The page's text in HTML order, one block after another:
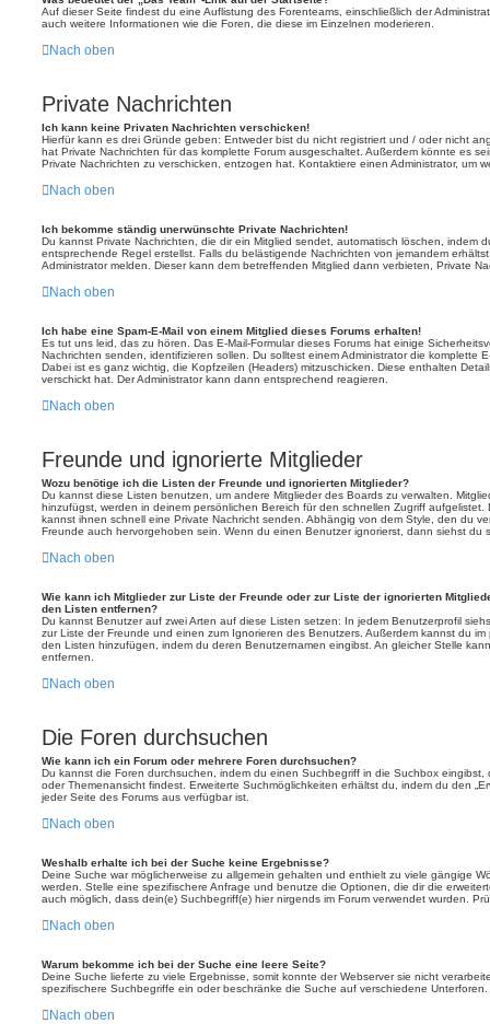
Auf dieser Seite findest du eine Auflistung des Forenteams, einschließlich der
auch weitere Informationen wie die Foren, die diese im Einzelnen moderieren.
Nach oben
Private Nachrichten
Ich kann keine Privaten Nachrichten verschicken!
Hierfür kann es drei Gründe geben: Entweder bist du nicht registriert und / oder nicht
hat Private Nachrichten für das komplette Forum ausgeschaltet. Außerdem könnte es
Private Nachrichten zu verschicken, entzogen hat. Kontaktiere einen Administrator, um
Nach oben
Ich bekomme ständig unerwünschte Private Nachrichten!
Du kannst Private Nachrichten, die dir ein Mitglied sendet, automatisch löschen, indem
entsprechende Regel erstellst. Falls du belästigende Nachrichten von jemandem
Administrator melden. Dieser kann dem betreffenden Mitglied dann verbieten, Private
Nach oben
Ich habe eine Spam-E-Mail von einem Mitglied dieses Forums erhalten!
Es tut uns leid, das zu hören. Das E-Mail-Formular dieses Forums hat einige
Nachrichten senden, identifizieren sollen. Du solltest einem Administrator die komplette
Dabei ist es ganz wichtig, die Kopfzeilen (Headers) mitzuschicken. Diese enthalten
verschickt hat. Der Administrator kann dann entsprechend reagieren.
Nach oben
Freunde und ignorierte Mitglieder
Wozu benötige ich die Listen der Freunde und ignorierten Mitglieder?
Du kannst diese Listen benutzen, um andere Mitglieder des Boards zu verwalten.
hinzufügst, werden in deinem persönlichen Bereich für den schnellen Zugriff
kannst ihnen schnell eine Private Nachricht senden. Abhängig von dem Style, den du
Freunde auch hervorgehoben sein. Wenn du einen Benutzer ignorierst, dann siehst du
Nach oben
Wie kann ich Mitglieder zur Liste der Freunde oder zur Liste der ignorierten
den Listen entfernen?
Du kannst Benutzer auf zwei Arten auf diese Listen setzen: In jedem Benutzerprofil
zur Liste der Freunde und einen zum Ignorieren des Benutzers. Außerdem kannst du
den Listen hinzufügen, indem du deren Benutzernamen eingibst. An gleicher Stelle
entfernen.
Nach oben
Die Foren durchsuchen
Wie kann ich ein Forum oder mehrere Foren durchsuchen?
Du kannst die Foren durchsuchen, indem du einen Suchbegriff in die Suchbox eingibst,
oder Themenansicht findest. Erweiterte Suchmöglichkeiten erhältst du, indem du den
jeder Seite des Forums aus verfügbar ist.
Nach oben
Weshalb erhalte ich bei der Suche keine Ergebnisse?
Deine Suche war möglicherweise zu allgemein gehalten und enthielt zu viele gängige
werden. Stelle eine spezifischere Anfrage und benutze die Optionen, die dir die
auch möglich, dass dein(e) Suchbegriff(e) hier nirgends im Forum verwendet wurden.
Nach oben
Warum bekomme ich bei der Suche eine leere Seite?
Deine Suche lieferte zu viele Ergebnisse, somit konnte der Webserver sie nicht
spezifischere Suchbegriffe ein oder beschränke die Suche auf verschiedene Unterforen.
Nach oben